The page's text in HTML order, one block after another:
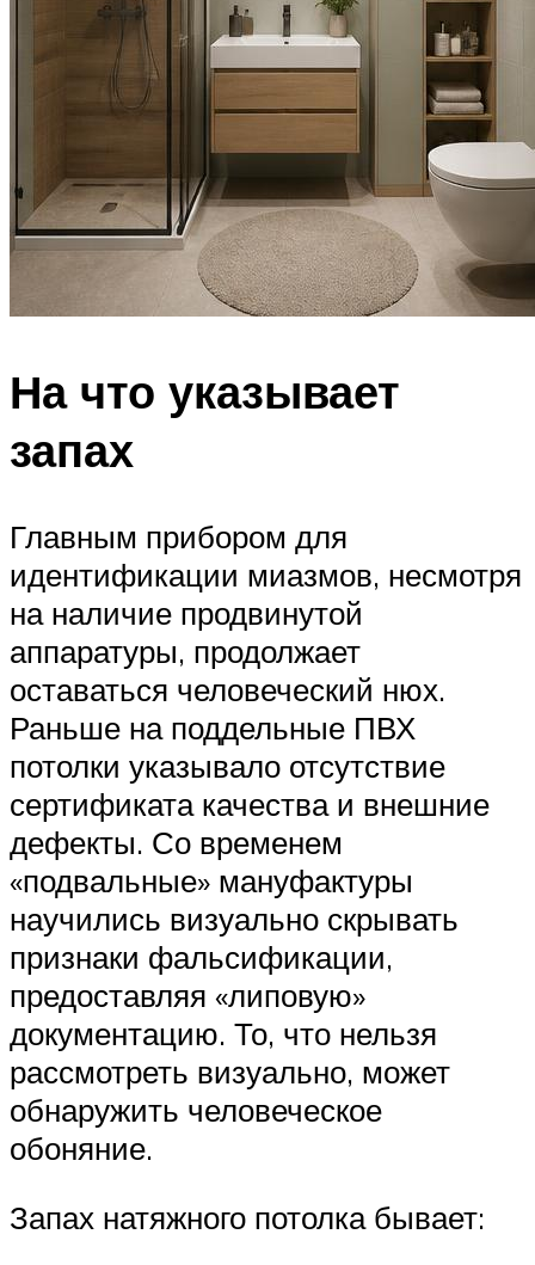
На что указывает
запах
Главным прибором для
идентификации миазмов, несмотря
на наличие продвинутой
аппаратуры, продолжает
оставаться человеческий нюх.
Раньше на поддельные ПВХ
потолки указывало отсутствие
сертификата качества и внешние
дефекты. Со временем
«подвальные» мануфактуры
научились визуально скрывать
признаки фальсификации,
предоставляя «липовую»
документацию. То, что нельзя
рассмотреть визуально, может
обнаружить человеческое
обоняние.
Запах натяжного потолка бывает: